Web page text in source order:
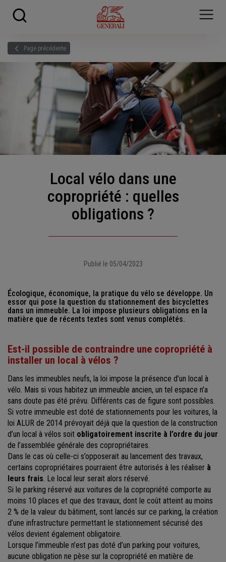
Page précédente
Local vélo dans une
copropriété : quelles
obligations ?
Publié le 05/04/2023
Écologique, économique, la pratique du vélo se développe. Un
essor qui pose la question du stationnement des bicyclettes
dans un immeuble. La loi impose plusieurs obligations en la
matière que de récents textes sont venus complétés.
Est-il possible de contraindre une copropriété à
installer un local à vélos ?
Dans les immeubles neufs, la loi impose la présence d’un local à
vélo. Mais si vous habitez un immeuble ancien, un tel espace n’a
sans doute pas été prévu. Différents cas de figure sont possibles.
Si votre immeuble est doté de stationnements pour les voitures, la
loi ALUR de 2014 prévoyait déjà que la question de la construction
d’un local à vélos soit obligatoirement inscrite à l’ordre du jour
de l’assemblée générale des copropriétaires.
Dans le cas où celle-ci s’opposerait au lancement des travaux,
certains copropriétaires pourraient être autorisés à les réaliser à
leurs frais. Le local leur serait alors réservé.
Si le parking réservé aux voitures de la copropriété comporte au
moins 10 places et que des travaux, dont le coût atteint au moins
2 % de la valeur du bâtiment, sont lancés sur ce parking, la création
d’une infrastructure permettant le stationnement sécurisé des
vélos devient également obligatoire.
Lorsque l’immeuble n’est pas doté d’un parking pour voitures,
aucune obligation ne pèse sur la copropriété en matière de